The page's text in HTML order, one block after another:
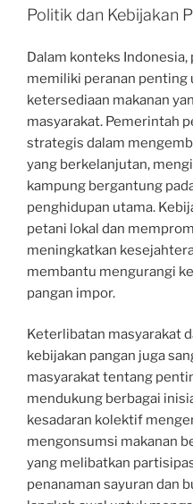
Politik dan Kebijakan
Dalam konteks
memiliki peranan penting
ketersediaan makanan
masyarakat. Pemerintah
strategis dalam
yang berkelanjutan,
kampung bergantung
penghidupan utama.
petani lokal dan
meningkatkan
membantu mengurangi
pangan impor.
Keterlibatan masyarakat
kebijakan pangan juga
masyarakat tentang
mendukung berbagai
kesadaran kolektif
mengonsumsi makanan
yang melibatkan
penanaman sayuran dan